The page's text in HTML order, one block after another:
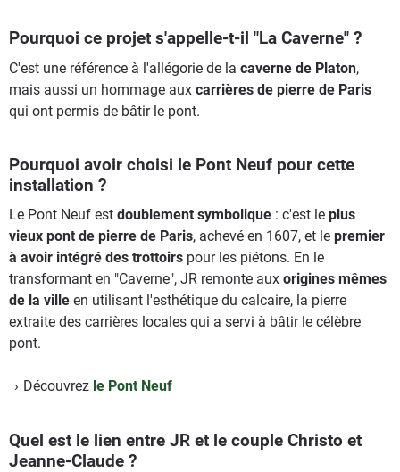
Pourquoi ce projet s'appelle-t-il "La Caverne" ?
C'est une référence à l'allégorie de la caverne de Platon,
mais aussi un hommage aux carrières de pierre de Paris
qui ont permis de bâtir le pont.
Pourquoi avoir choisi le Pont Neuf pour cette
installation ?
Le Pont Neuf est doublement symbolique : c'est le plus
vieux pont de pierre de Paris, achevé en 1607, et le premier
à avoir intégré des trottoirs pour les piétons. En le
transformant en "Caverne", JR remonte aux origines mêmes
de la ville en utilisant l'esthétique du calcaire, la pierre
extraite des carrières locales qui a servi à bâtir le célèbre
pont.
Découvrez le Pont Neuf
Quel est le lien entre JR et le couple Christo et
Jeanne-Claude ?